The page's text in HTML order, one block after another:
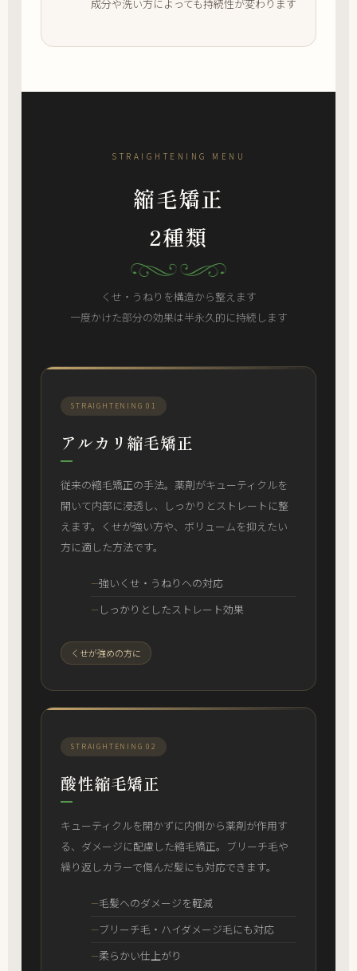
成分や洗い方によっても持続性が変わります
STRAIGHTENING MENU
縮毛矯正
2種類
くせ・うねりを構造から整えます
一度かけた部分の効果は半永久的に持続します
STRAIGHTENING 01
アルカリ縮毛矯正
従来の縮毛矯正の手法。薬剤がキューティクルを
開いて内部に浸透し、しっかりとストレートに整
えます。くせが強い方や、ボリュームを抑えたい
方に適した方法です。
強いくせ・うねりへの対応
しっかりとしたストレート効果
くせが強めの方に
STRAIGHTENING 02
酸性縮毛矯正
キューティクルを開かずに内側から薬剤が作用す
る、ダメージに配慮した縮毛矯正。ブリーチ毛や
繰り返しカラーで傷んだ髪にも対応できます。
毛髪へのダメージを軽減
ブリーチ毛・ハイダメージ毛にも対応
柔らかい仕上がり